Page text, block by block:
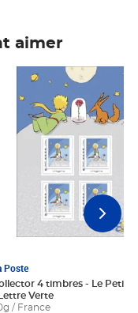
aimer
Poste
4 timbres - Le Petit
Verte
/ France
6,25€ HT